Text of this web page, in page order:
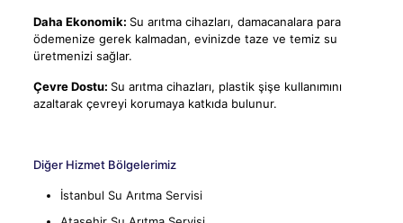
Daha Ekonomik: Su arıtma cihazları, damacanalara para
ödemenize gerek kalmadan, evinizde taze ve temiz su
üretmenizi sağlar.
Çevre Dostu: Su arıtma cihazları, plastik şişe kullanımını
azaltarak çevreyi korumaya katkıda bulunur.
Diğer Hizmet Bölgelerimiz
İstanbul Su Arıtma Servisi